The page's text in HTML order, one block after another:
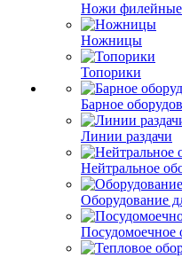
Ножи филейные
Ножницы
Топорики
Барное
Линии раздачи
Нейтральное
Оборудование
Посудомоечное